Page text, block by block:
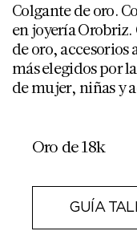
Colgante de oro.
en joyería
de oro,
más elegidos por
de mujer, niñas y
Oro de 18k
GUÍA